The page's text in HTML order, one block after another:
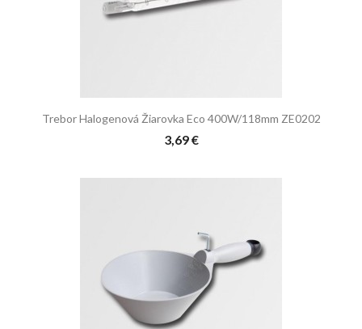
Trebor Halogenová Žiarovka Eco 400W/118mm ZE0202
3,69 €